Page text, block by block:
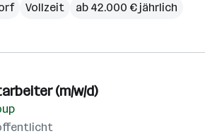
Vollzeit ab 42.000 € jährlich
(m/w/d)